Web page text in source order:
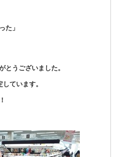
た」
とうございました。
ています。